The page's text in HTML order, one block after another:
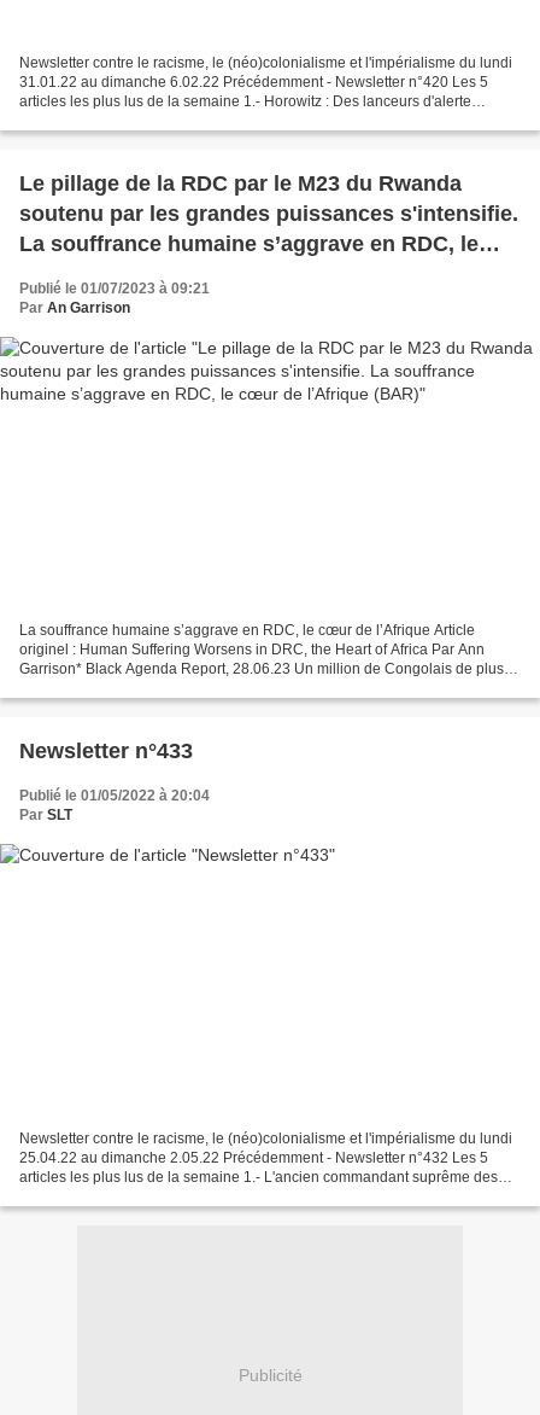
Newsletter contre le racisme, le (néo)colonialisme et l'impérialisme du lundi
31.01.22 au dimanche 6.02.22 Précédemment - Newsletter n°420 Les 5
articles les plus lus de la semaine 1.- Horowitz : Des lanceurs d'alerte
Le pillage de la RDC par le M23 du Rwanda
soutenu par les grandes puissances s'intensifie.
La souffrance humaine s’aggrave en RDC, le
Publié le 01/07/2023 à 09:21
Par An Garrison
La souffrance humaine s’aggrave en RDC, le cœur de l’Afrique Article
originel : Human Suffering Worsens in DRC, the Heart of Africa Par Ann
Garrison* Black Agenda Report, 28.06.23 Un million de Congolais de plus
Newsletter n°433
Publié le 01/05/2022 à 20:04
Par SLT
Newsletter contre le racisme, le (néo)colonialisme et l'impérialisme du lundi
25.04.22 au dimanche 2.05.22 Précédemment - Newsletter n°432 Les 5
articles les plus lus de la semaine 1.- L'ancien commandant suprême des
Publicité